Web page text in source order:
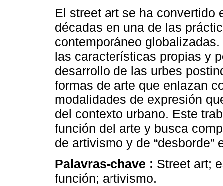
El street art se ha convertido
décadas en una de las
contemporáneo
las características propias y
desarrollo de las urbes
formas de arte que enlazan
modalidades de expresión
del contexto urbano. Este
función del arte y busca
de artivismo y de “desborde”
Palavras-chave : Street art;
función; artivismo.